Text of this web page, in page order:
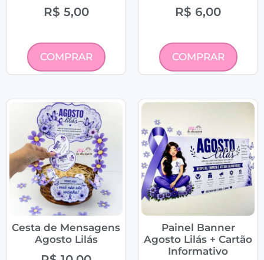
R$ 5,00
COMPRAR
R$ 6,00
COMPRAR
Cesta de Mensagens
Agosto Lilás
Painel Banner
Agosto Lilás + Cartão
Informativo